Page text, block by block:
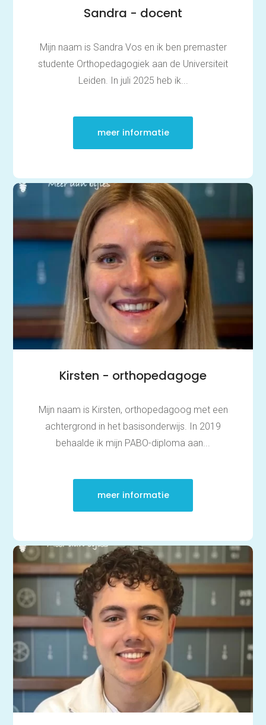
Vacatures
Sandra - docent
Mijn naam is Sandra Vos en ik ben premaster
studente Orthopedagogiek aan de Universiteit
Leiden. In juli 2025 heb ik...
meer informatie
Kirsten - orthopedagoge
Mijn naam is Kirsten, orthopedagoog met een
achtergrond in het basisonderwijs. In 2019
behaalde ik mijn PABO-diploma aan...
meer informatie